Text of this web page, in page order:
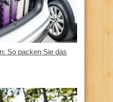
So packen Sie das